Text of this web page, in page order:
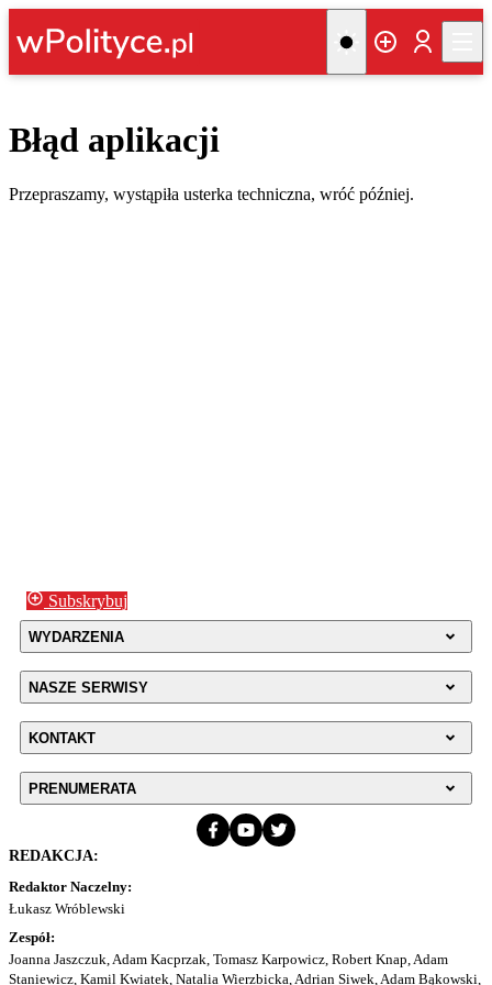
Błąd aplikacji
Przepraszamy, wystąpiła usterka techniczna, wróć później.
Subskrybuj
WYDARZENIA
NASZE SERWISY
KONTAKT
PRENUMERATA
REDAKCJA:
Redaktor Naczelny:
Łukasz Wróblewski
Zespół:
Joanna Jaszczuk, Adam Kacprzak, Tomasz Karpowicz, Robert Knap, Adam
Staniewicz, Kamil Kwiatek, Natalia Wierzbicka, Adrian Siwek, Adam Bąkowski,